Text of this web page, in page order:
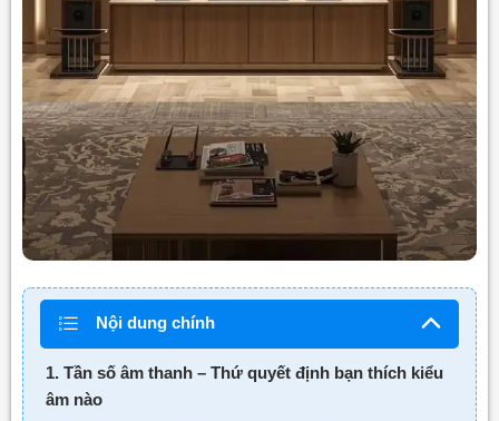
Nội dung chính
1. Tần số âm thanh – Thứ quyết định bạn thích kiểu
âm nào